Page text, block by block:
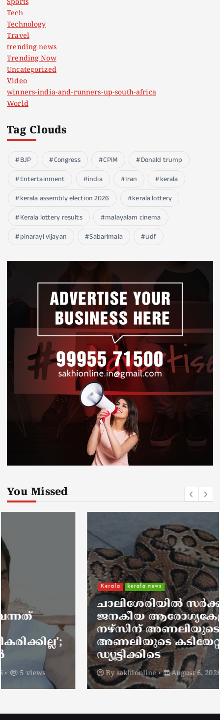
Sports
Tech
Technology
Travel
trending news
Trending Now
Uncategorized
Video
winners-india-and-runners-up-south-africa
World
Tag Clouds
BJP Congress CPIM
Donald trump
Entertainment
india Iran
kerala
kerala assembly election 2026
kerala lottery
Kerala lottery results
malayalam cinema
pinarayi vijayan
Sabarimala udf
You Missed
ചാലിശേരിയില്‍ സര്‍ക്കാര്‍
ജനകീയ ആരോഗ്യകേന്ദ്രത്തില്‍
നഴ്സിന് അണലിയുടെ കടിയേറ്റു;
അണലിയുടെ കടിയേറ്റത്
ഡ്യൂട്ടിക്കിടെ
Bysakhionline August 6, 2026 4 views